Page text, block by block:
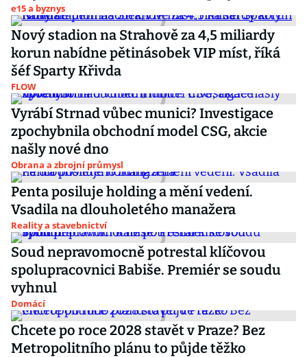
e15 a byznys
Nový stadion na Strahově za 4,5 miliardy
korun nabídne pětinásobek VIP míst, říká
šéf Sparty Křivda
FLOW
Vyrábí Strnad vůbec munici? Investigace
zpochybnila obchodní model CSG, akcie
našly nové dno
Obrana a zbrojní průmysl
Penta posiluje holding a mění vedení.
Vsadila na dlouholetého manažera
Reality a stavebnictví
Soud nepravomocně potrestal klíčovou
spolupracovnici Babiše. Premiér se soudu
vyhnul
Domácí
Chcete po roce 2028 stavět v Praze? Bez
Metropolitního plánu to půjde těžko